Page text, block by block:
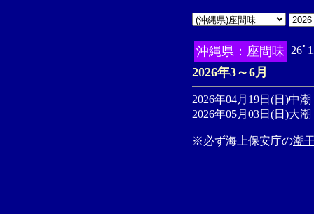
沖縄県：座間味 26ﾟ
2026年3～6月
2026年04月19日(日)中
2026年05月03日(日)大
※必ず海上保安庁の潮